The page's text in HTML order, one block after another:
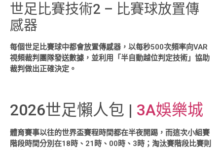
世足比賽技術2 – 比賽球放置傳
感器
每個世足比賽球中都會放置傳感器，以每秒500次頻率向VAR
視頻裁判團隊發送數據，並利用「半自動越位判定技術」協助
裁判做出正確決定。
2026世足懶人包 | 3A娛樂城
體育賽事以往的世界盃賽程時間都在半夜開踢，而這次小組賽
階段時間分別在18時、21時、00時、3時；淘汰賽階段比賽則